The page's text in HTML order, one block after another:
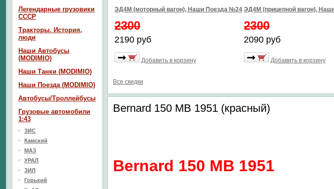
ЭД4М (моторный вагон), Наши Поезда №24
2300
2190 руб
Добавить в корзину
ЭД4М (прицепной вагон),
2300
2090 руб
Добавить в корзину
Все скидки
Bernard 150 MB 1951 (красный)
Bernard 150 MB 1951
Легендарные грузовики
СССР
Тракторы. История,
люди
Наши Автобусы
(MODIMIO)
Наши Танки (MODIMIO)
Наши Поезда (MODIMIO)
Автобусы/Троллейбусы
Грузовые автомобили
1:43
ЗИС
Камский
МАЗ
УРАЛ
ЗИЛ
Горький